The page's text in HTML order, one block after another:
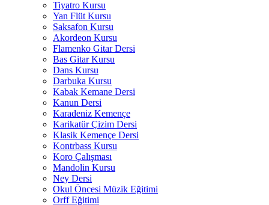
Tiyatro Kursu
Yan Flüt Kursu
Saksafon Kursu
Akordeon Kursu
Flamenko Gitar Dersi
Bas Gitar Kursu
Dans Kursu
Darbuka Kursu
Kabak Kemane Dersi
Kanun Dersi
Karadeniz Kemençe
Karikatür Çizim Dersi
Klasik Kemençe Dersi
Kontrbass Kursu
Koro Çalışması
Mandolin Kursu
Ney Dersi
Okul Öncesi Müzik Eğitimi
Orff Eğitimi